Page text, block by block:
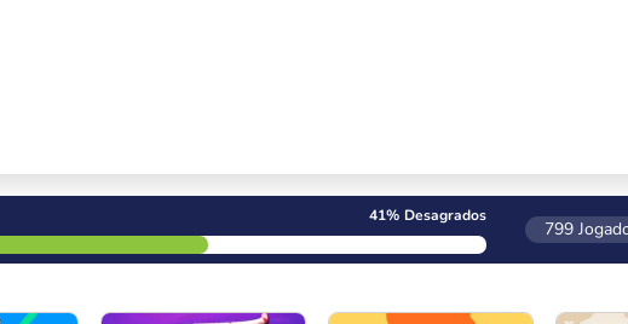
41% Desagrados
799